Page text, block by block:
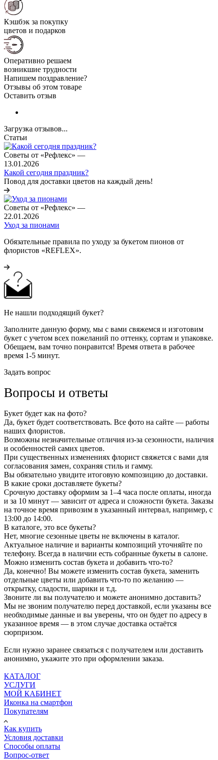
Кэшбэк за покупку
цветов и подарков
Оперативно решаем
возникшие трудности
Напишем поздравление?
Отзывы об этом товаре
Оставить отзыв
Загрузка отзывов...
Статьи
Советы от «Рефлекс» —
13.01.2026
Какой сегодня праздник?
Повод для доставки цветов на каждый день!
Советы от «Рефлекс» —
22.01.2026
Уход за пионами
Обязательные правила по уходу за букетом пионов от
флористов «REFLEX».
Не нашли подходящий букет?
Заполните данную форму, мы с вами свяжемся и изготовим
букет с учетом всех пожеланий по оттенку, сортам и упаковке.
Обещаем, вам точно понравится! Время ответа в рабочее
время 1-5 минут.
Задать вопрос
Вопросы и ответы
Букет будет как на фото?
Да, букет будет соответствовать. Все фото на сайте — работы
наших флористов.
Возможны незначительные отличия из-за сезонности, наличия
и особенностей самих цветов.
При существенных изменениях флорист свяжется с вами для
согласования замен, сохраняя стиль и гамму.
Вы обязательно увидите итоговую композицию до доставки.
В какие сроки доставляете букеты?
Срочную доставку оформим за 1–4 часа после оплаты, иногда
и за 10 минут — зависит от адреса и сложности букета. Заказы
на точное время привозим в указанный интервал, например, с
13:00 до 14:00.
В каталоге, это все букеты?
Нет, многие сезонные цветы не включены в каталог.
Актуальное наличие и варианты композиций уточняйте по
телефону. Всегда в наличии есть собранные букеты в салоне.
Можно изменить состав букета и добавить что-то?
Да, конечно! Вы можете изменить состав букета, заменить
отдельные цветы или добавить что-то по желанию —
открытку, сладости, шарики и т.д.
Звоните ли вы получателю и можете анонимно доставить?
Мы не звоним получателю перед доставкой, если указаны все
необходимые данные и вы уверены, что он будет по адресу в
указанное время — в этом случае доставка остаётся
сюрпризом.
Если нужно заранее связаться с получателем или доставить
анонимно, укажите это при оформлении заказа.
КАТАЛОГ
УСЛУГИ
МОЙ КАБИНЕТ
Иконка на смартфон
Покупателям
Как купить
Условия доставки
Способы оплаты
Вопрос-ответ